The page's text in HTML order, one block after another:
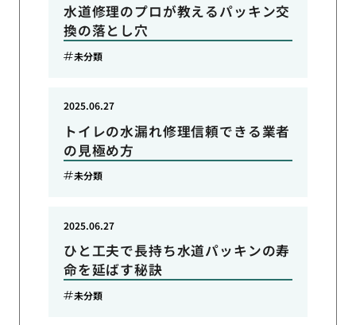
水道修理のプロが教えるパッキン交
換の落とし穴
未分類
トイレの水漏れ修理信頼できる業者
の見極め方
2025.06.27
未分類
ひと工夫で長持ち水道パッキンの寿
命を延ばす秘訣
2025.06.27
未分類